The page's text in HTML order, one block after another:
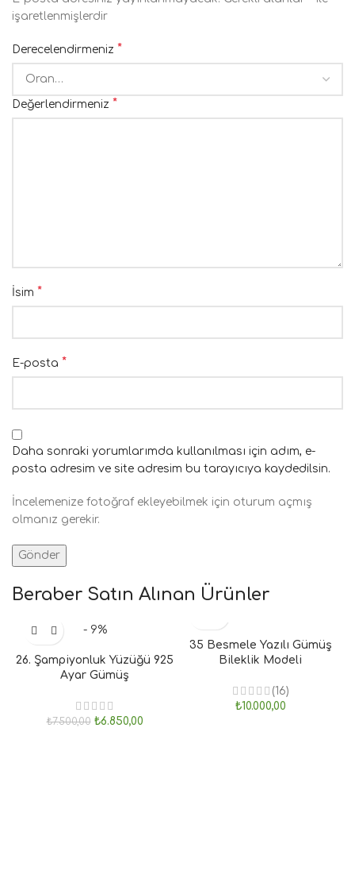
işaretlenmişlerdir
Derecelendirmeniz *
Değerlendirmeniz *
İsim *
E-posta *
Daha sonraki yorumlarımda kullanılması için adım, e-
posta adresim ve site adresim bu tarayıcıya kaydedilsin.
İncelemenize fotoğraf ekleyebilmek için oturum açmış
olmanız gerekir.
Beraber Satın Alınan Ürünler
- 9%
26. Şampiyonluk Yüzüğü 925
Ayar Gümüş
₺7.500,00 ₺6.850,00
35 Besmele Yazılı Gümüş
Bileklik Modeli
(16)
₺10.000,00